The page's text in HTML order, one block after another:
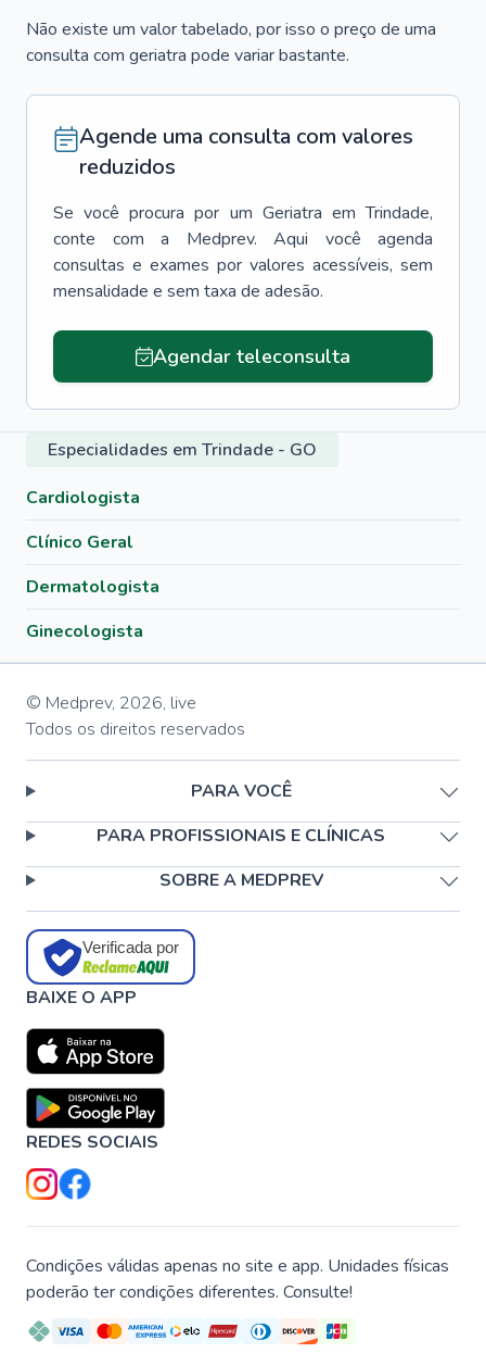
Não existe um valor tabelado, por isso o preço de uma
consulta com geriatra pode variar bastante.
Agende uma consulta com valores
reduzidos
Se você procura por um Geriatra em Trindade,
conte com a Medprev. Aqui você agenda
consultas e exames por valores acessíveis, sem
mensalidade e sem taxa de adesão.
Agendar teleconsulta
Especialidades em Trindade - GO
Cardiologista
Clínico Geral
Dermatologista
Ginecologista
© Medprev, 2026, live
Todos os direitos reservados
PARA VOCÊ
PARA PROFISSIONAIS E CLÍNICAS
SOBRE A MEDPREV
Verificada por
BAIXE O APP
REDES SOCIAIS
Condições válidas apenas no site e app. Unidades físicas
poderão ter condições diferentes. Consulte!